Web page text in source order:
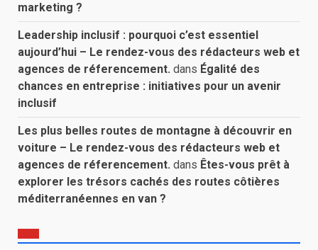
marketing ?
Leadership inclusif : pourquoi c’est essentiel
aujourd’hui – Le rendez-vous des rédacteurs web et
agences de réferencement. dans Égalité des
chances en entreprise : initiatives pour un avenir
inclusif
Les plus belles routes de montagne à découvrir en
voiture – Le rendez-vous des rédacteurs web et
agences de réferencement. dans Êtes-vous prêt à
explorer les trésors cachés des routes côtières
méditerranéennes en van ?